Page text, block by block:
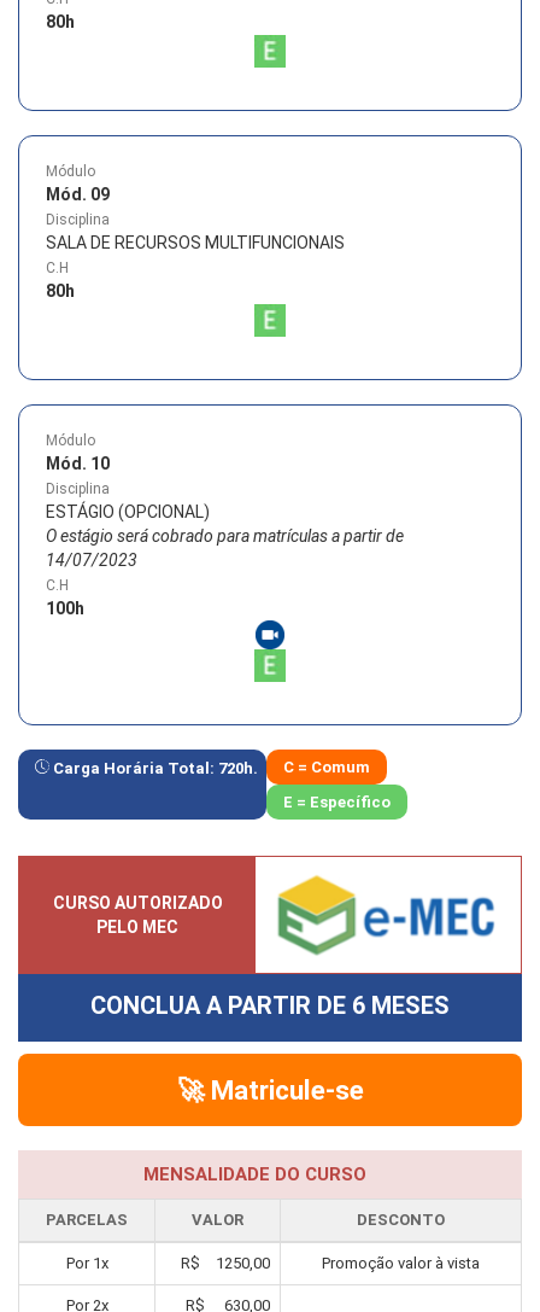
80h
Módulo
Mód. 09
Disciplina
SALA DE RECURSOS MULTIFUNCIONAIS
C.H
80h
Módulo
Mód. 10
Disciplina
ESTÁGIO (OPCIONAL)
O estágio será cobrado para matrículas a partir de
14/07/2023
C.H
100h
Carga Horária Total: 720h.
C = Comum
E = Específico
CURSO AUTORIZADO
PELO MEC
CONCLUA A PARTIR DE 6 MESES
🚀 Matricule-se
MENSALIDADE DO CURSO
PARCELAS VALOR DESCONTO
Por 1x R$ 1250,00 Promoção valor à vista
Por2x R$ 630,00